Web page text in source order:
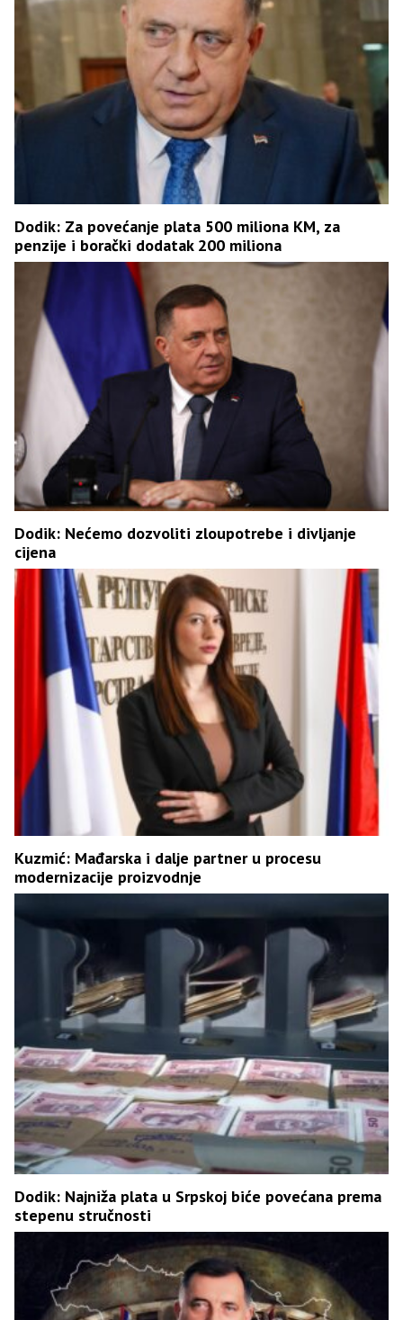
Dodik: Za povećanje plata 500 miliona KM, za
penzije i borački dodatak 200 miliona
Dodik: Nećemo dozvoliti zloupotrebe i divljanje
cijena
Kuzmić: Mađarska i dalje partner u procesu
modernizacije proizvodnje
Dodik: Najniža plata u Srpskoj biće povećana prema
stepenu stručnosti